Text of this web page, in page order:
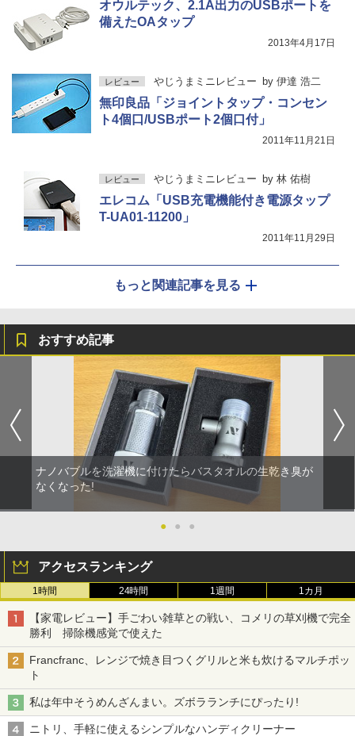
オウルテック、2.1A出力のUSBポートを
備えたOAタップ
2013年4月17日
レビュー やじうまミニレビュー by 伊達 浩二
無印良品「ジョイントタップ・コンセン
ト4個口/USBポート2個口付」
2011年11月21日
レビュー やじうまミニレビュー by 林 佑樹
エレコム「USB充電機能付き電源タップ
T-UA01-11200」
2011年11月29日
もっと関連記事を見る
おすすめ記事
ナノバブルを洗濯機に付けたらバスタオルの生乾き臭が
なくなった!
● ● ●
アクセスランキング
1時間 24時間 1週間 1カ月
【家電レビュー】手ごわい雑草との戦い、コメリの草刈機で完全
勝利 掃除機感覚で使えた
Francfranc、レンジで焼き目つくグリルと米も炊けるマルチポッ
ト
私は年中そうめんざんまい。ズボラランチにぴったり!
ニトリ、手軽に使えるシンプルなハンディクリーナー